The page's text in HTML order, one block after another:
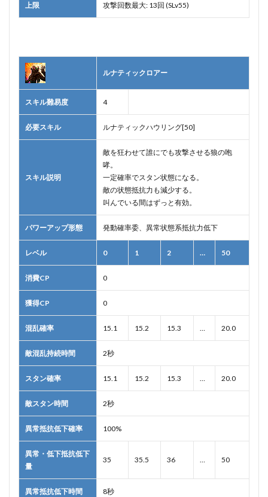
上限 攻撃回数最大: 13回 (SLv55)
ルナティックロアー
スキル難易度 4
必要スキル ルナティックハウリング[50]
スキル説明
敵を狂わせて誰にでも攻撃させる狼の咆
哮。
一定確率でスタン状態になる。
敵の状態抵抗力も減少する。
叫んでいる間はずっと有効。
パワーアップ形態 発動確率委、異常状態系抵抗力低下
レベル 0 1 2 … 50
消費CP 0
獲得CP 0
混乱確率 15.1 15.2 15.3 … 20.0
敵混乱持続時間 2秒
スタン確率 15.1 15.2 15.3 … 20.0
敵スタン時間 2秒
異常抵抗低下確率 100%
異常・低下抵抗低下
量
35 35.5 36 … 50
異常抵抗低下時間 8秒